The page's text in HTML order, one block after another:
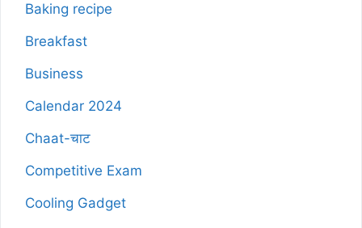
Baking recipe
Breakfast
Business
Calendar 2024
Chaat-चाट
Competitive Exam
Cooling Gadget